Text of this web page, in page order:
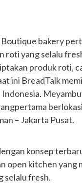
bakery
roti yang selalu
produk roti,
ini BreadTalk
– Jakarta Pusat.
konsep
open kitchen yang
selalu fresh.